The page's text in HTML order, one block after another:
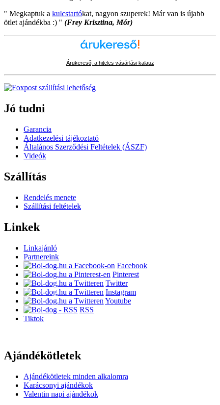
" Megkaptuk a kulcstartókat, nagyon szuperek! Már van is újabb
ötlet ajándékba :) " (Frey Krisztina, Mór)
Árukereső, a hiteles vásárlási kalauz
Jó tudni
Garancia
Adatkezelési tájékoztató
Általános Szerződési Feltételek (ÁSZF)
Videók
Szállítás
Rendelés menete
Szállítási feltételek
Linkek
Linkajánló
Partnereink
Facebook
Pinterest
Twitter
Instagram
Youtube
RSS
Tiktok
Ajándékötletek
Ajándékötletek minden alkalomra
Karácsonyi ajándékok
Valentin napi ajándékok